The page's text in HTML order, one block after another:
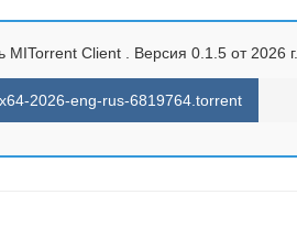
MITorrent Client . Версия 0.1.5 от 2026 г.
2026-eng-rus-6819764.torrent